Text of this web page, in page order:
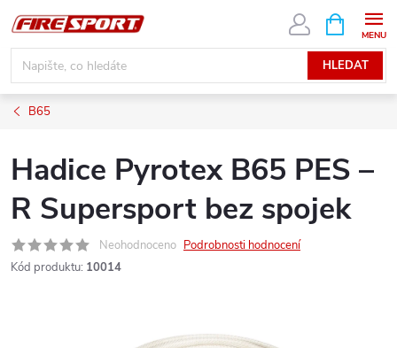
na
obsah
HLEDAT
NÁKUPNÍ
KOŠÍK
B65
Hadice Pyrotex B65 PES –
R Supersport bez spojek
Neohodnoceno Podrobnosti hodnocení
Kód produktu: 10014